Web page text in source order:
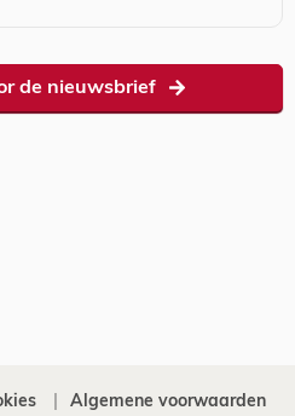
de nieuwsbrief
Algemene voorwaarden